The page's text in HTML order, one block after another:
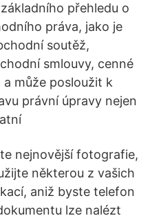
přehledu o
práva, jako je
soutěž,
smlouvy, cenné
a může posloužit k
právní úpravy nejen
nejnovější fotografie,
některou z vašich
aniž byste telefon
lze nalézt